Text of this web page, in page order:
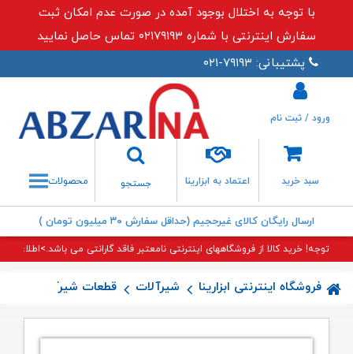
با توجه به اختلال بوجود آمده در صورت عدم امکان ثبت
سفارش اینترنتی با شماره ۰۲۱۷۹۱۹۳ تماس حاصل نمایید
پشتیبانی: ۷۹۱۹۳-۰۲۱
سبد خرید اعتماد به ابزارینا
جستجو
جستجو
ورود / ثبت نام
محصولات
ارسال رایگان کالای غیرحجیم (حداقل سفارش ۳۰ میلیون تومان )
توجه! خرید کالا از فروشگاههای اینترنتی نامعتبر فاقد گارانتی می باشد.>اطلاعات
فروشگاه اینترنتی ابزارینا شیرآلات قطعات شیرآلات